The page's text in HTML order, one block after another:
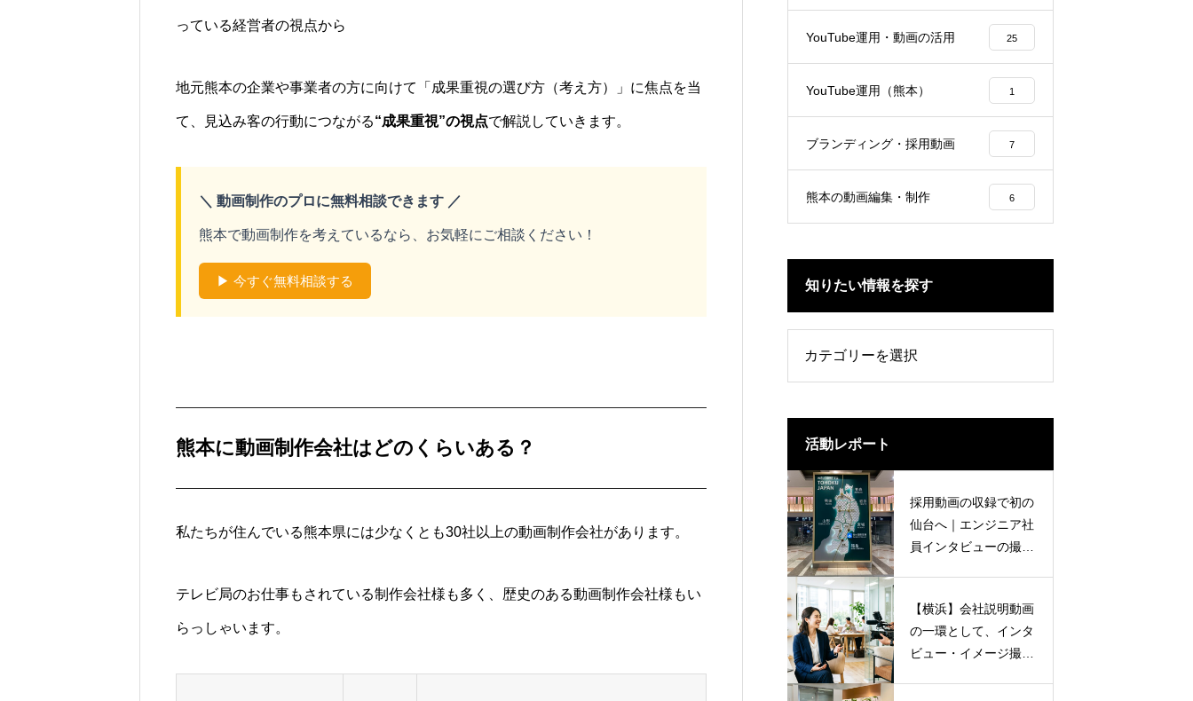
っている経営者の視点から
地元熊本の企業や事業者の方に向けて「成果重視の選び方（考え方）」に焦点を当
て、見込み客の行動につながる“成果重視”の視点で解説していきます。
＼ 動画制作のプロに無料相談できます ／
熊本で動画制作を考えているなら、お気軽にご相談ください！
▶ 今すぐ無料相談する
熊本に動画制作会社はどのくらいある？
私たちが住んでいる熊本県には少なくとも30社以上の動画制作会社があります。
テレビ局のお仕事もされている制作会社様も多く、歴史のある動画制作会社様もい
らっしゃいます。
YouTube運用・動画の活用 25
YouTube運用（熊本） 1
ブランディング・採用動画 7
熊本の動画編集・制作 6
知りたい情報を探す
活動レポート
採用動画の収録で初の
仙台へ｜エンジニア社
員インタビューの撮影
【横浜】会社説明動画
の一環として、インタ
ビュー・イメージ撮影